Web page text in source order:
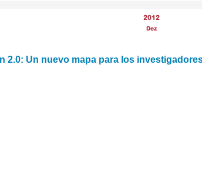
2012
Dez
2.0: Un nuevo mapa para los